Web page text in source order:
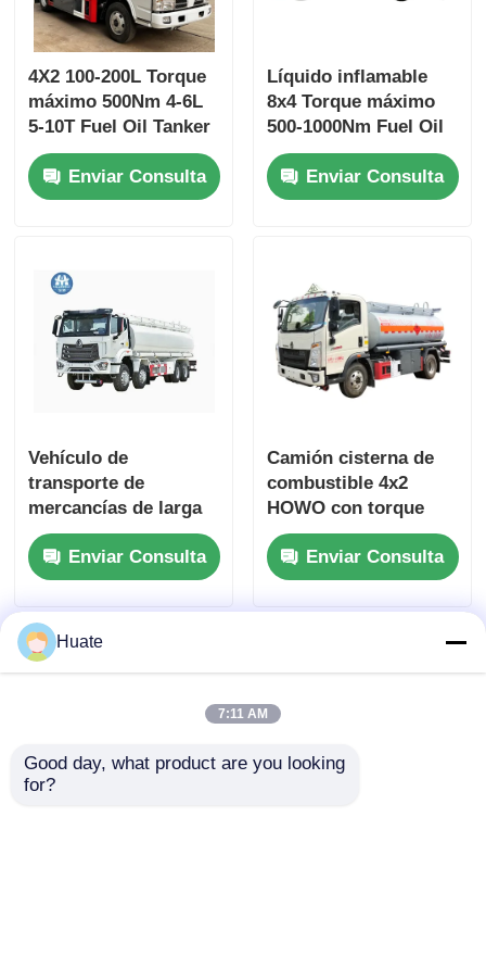
4X2 100-200L Torque
máximo 500Nm 4-6L
5-10T Fuel Oil Tanker
Camión Vehículo de
transporte
Enviar Consulta
Líquido inflamable
8x4 Torque máximo
500-1000Nm Fuel Oil
Tanker Camión
Vehículo de
transporte
Enviar Consulta
Vehículo de
transporte de
mercancías de larga
distancia 8x4 diesel
4-6L 10-15T
Enviar Consulta
Camión cisterna de
combustible 4x2
HOWO con torque
máximo de 500 Nm y
tanque de
combustible de 100 L
Enviar Consulta
Huate
7:11 AM
Good day, what product are you looking
for?